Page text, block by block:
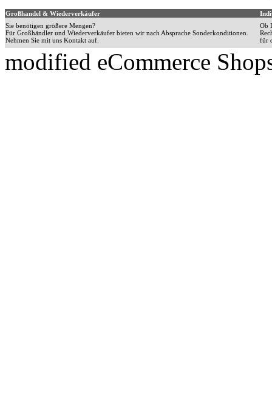
Großhandel & Wiederverkäufer
Sie benötigen größere Mengen?
Für Großhändler und Wiederverkäufer bieten wir nach Absprache Sonderkonditionen.
Nehmen Sie mit uns Kontakt auf.
Ob
für
modified eCommerce